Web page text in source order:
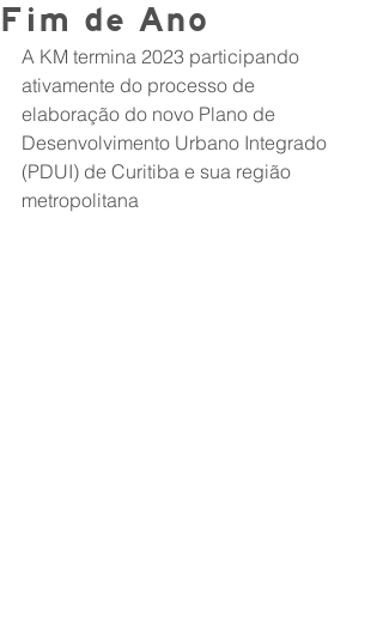
Fim de Ano
A KM termina 2023 participando
ativamente do processo de
elaboração do novo Plano de
Desenvolvimento Urbano Integrado
(PDUI) de Curitiba e sua região
metropolitana